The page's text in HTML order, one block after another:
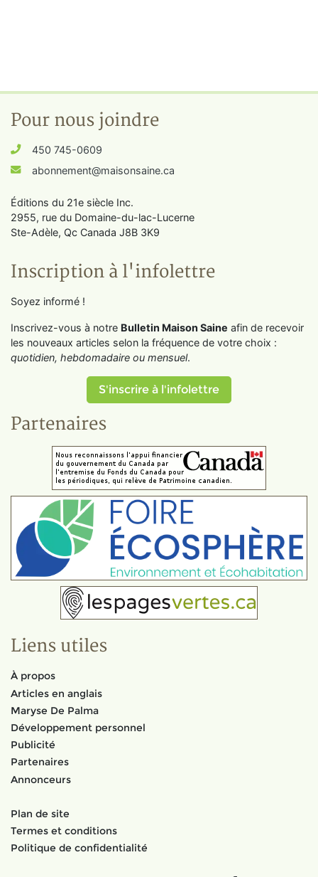
Pour nous joindre
450 745-0609
abonnement@maisonsaine.ca
Éditions du 21e siècle Inc.
2955, rue du Domaine-du-lac-Lucerne
Ste-Adèle, Qc Canada J8B 3K9
Inscription à l'infolettre
Soyez informé !
Inscrivez-vous à notre Bulletin Maison Saine afin de recevoir
les nouveaux articles selon la fréquence de votre choix :
quotidien, hebdomadaire ou mensuel.
S'inscrire à l'infolettre
Partenaires
Liens utiles
À propos
Articles en anglais
Maryse De Palma
Développement personnel
Publicité
Partenaires
Annonceurs
Plan de site
Termes et conditions
Politique de confidentialité